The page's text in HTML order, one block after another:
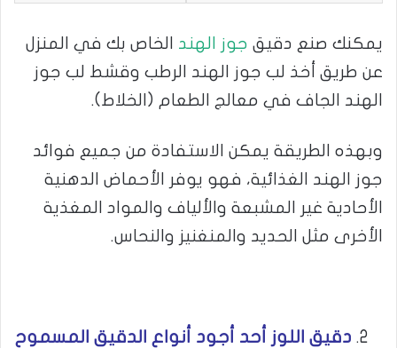
يمكنك صنع دقيق جوز الهند الخاص بك في المنزل
عن طريق أخذ لب جوز الهند الرطب وقشط لب جوز
الهند الجاف في معالج الطعام (الخلاط).
وبهذه الطريقة يمكن الاستفادة من جميع فوائد
جوز الهند الغذائية، فهو يوفر الأحماض الدهنية
الأحادية غير المشبعة والألياف والمواد المغذية
الأخرى مثل الحديد والمنغنيز والنحاس.
دقيق اللوز أحد أجود أنواع الدقيق المسموح